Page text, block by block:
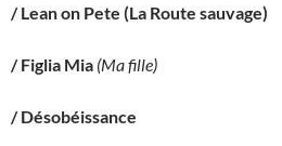
/ Lean on Pete (La Route sauvage)
/ Figlia Mia (Ma fille)
/ Désobéissance